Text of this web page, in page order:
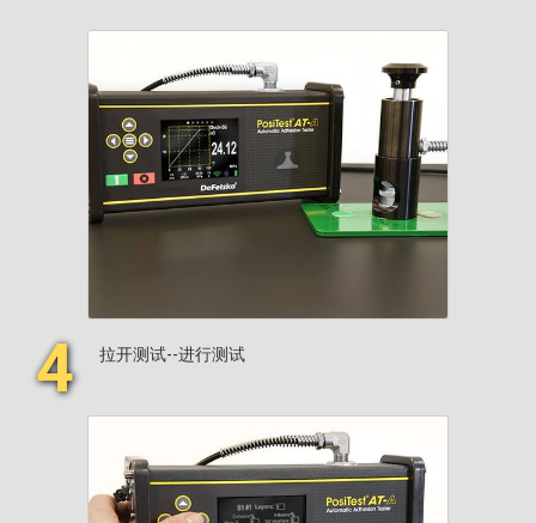
4 拉开测试--进行测试